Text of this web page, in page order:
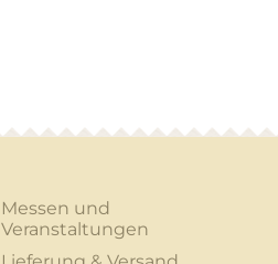
Messen und
Veranstaltungen